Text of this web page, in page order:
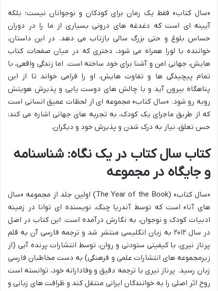
«سال کتاب» فقط یک رمان برای کودکان و نوجوانان نیست؛ بلکه
آیینه ای است که دغدغه های درونی بسیاری از ما را در دوران
حساس بلوغ و حتی بزرگ سالی بازتاب می دهد. در این داستان،
خواننده با لورا همراه می شود، دختری که در میان صفحات کتاب
هایش، جهانی امن و آشنا برای خود ساخته است. اما زندگی واقعی، با
تمام پیچیدگی ها و تفاوت هایش، او را فرامی خواند تا از این
پناهگاه بیرون آید و با چالش های دوست یابی و پذیرش هویتش
روبه رو شود. «سال کتاب» مجموعه ای از لحظات عمیق انسانی است
که از طریق ماجرای یک کودک، به تجربه های جهانی اشاره می کند:
حس تعلق، نیاز به درک شدن و پذیرش خود و دیگران.
کتاب سال کتاب در یک نگاه: شناسنامه
و جایگاه در مجموعه
«سال کتاب» (The Year of the Book) اولین جلد از مجموعه «سال
های آنا» است که توسط آندریا چنگ، نویسنده ای توانا در زمینه
ادبیات کودک و نوجوان، به نگارش درآمده است. این کتاب در اصل
در سال ۲۰۱۲ به زبان انگلیسی منتشر شد و ترجمه فارسی آن به قلم
پرناز نیری، با کیفیتی ستودنی و روان، توسط انتشارات پرنده آبی (از
زیرمجموعه های انتشارات علمی و فرهنگی) به دست مخاطبان فارسی
زبان رسید. پرناز نیری با ترجمه دقیق و وفادارانه خود، توانسته است
روح اثر اصلی را به خوانندگان ایرانی منتقل کند و ظرافت های زبانی و